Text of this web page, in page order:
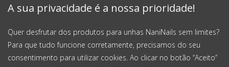
A sua privacidade é a nossa prioridade!
Quer desfrutar dos produtos para unhas NaniNails sem limites?
Para que tudo funcione corretamente, precisamos do seu
consentimento para utilizar cookies. Ao clicar no botão “Aceito”